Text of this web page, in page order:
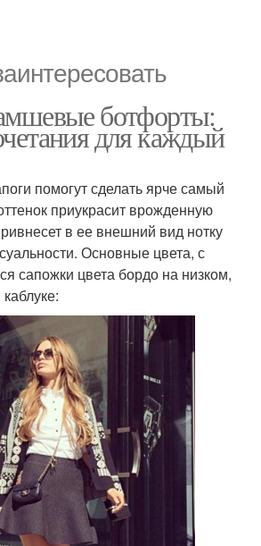
ботфорты:
для каждый
помогут сделать ярче самый
приукрасит врожденную
в ее внешний вид нотку
Основные цвета, с
сапожки цвета бордо на низком,